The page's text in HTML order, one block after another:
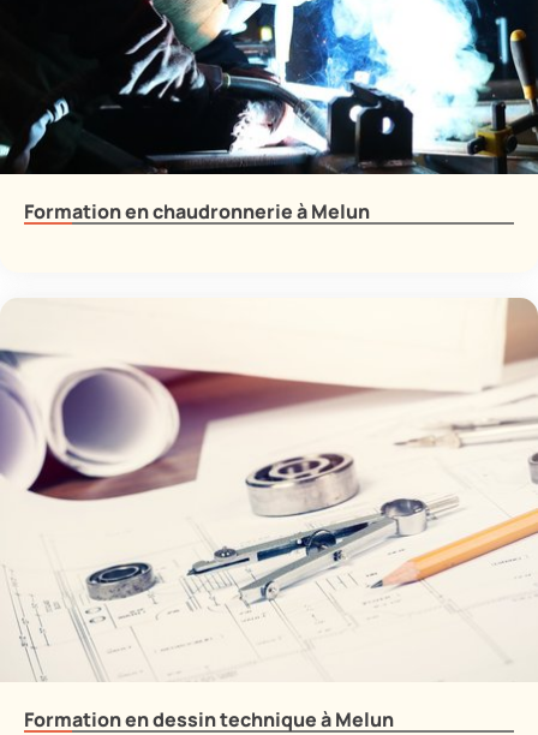
Formation en chaudronnerie à Melun
Formation en dessin technique à Melun